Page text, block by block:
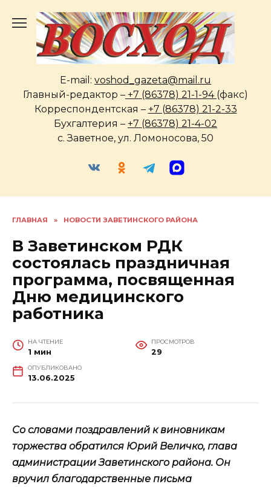
содержанию
E-mail: voshod_gazeta@mail.ru
Главный-редактор – +7 (86378) 21-1-94 (факс)
Корреспондентская – +7 (86378) 21-2-33
Бухгалтерия – +7 (86378) 21-4-02
с. Заветное, ул. Ломоносова, 50
ГЛАВНАЯ » НОВОСТИ ЗАВЕТИНСКОГО РАЙОНА
В Заветинском РДК
состоялась праздничная
программа, посвященная
Дню медицинского
работника
НА ЧТЕНИЕ
1 мин
ПРОСМОТРОВ
29
ОПУБЛИКОВАНО
13.06.2025
Со словами поздравлений к виновникам
торжества обратился Юрий Величко, глава
администрации Заветинского района. Он
вручил благодарственные письма